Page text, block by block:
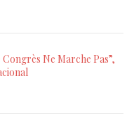
Ne Marche Pas”,